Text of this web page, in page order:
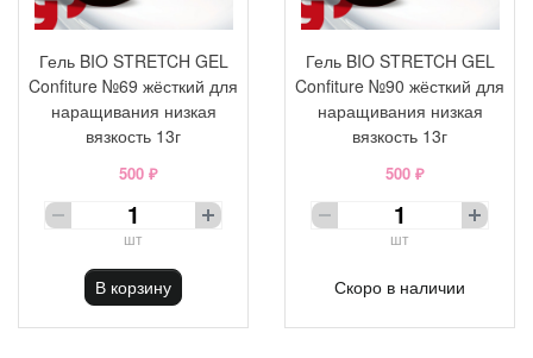
Гель BIO STRETCH GEL
Confiture №69 жёсткий для
наращивания низкая
вязкость 13г
500 ₽
шт
В корзину
Гель BIO STRETCH GEL
Confiture №90 жёсткий для
наращивания низкая
вязкость 13г
500 ₽
шт
Скоро в наличии